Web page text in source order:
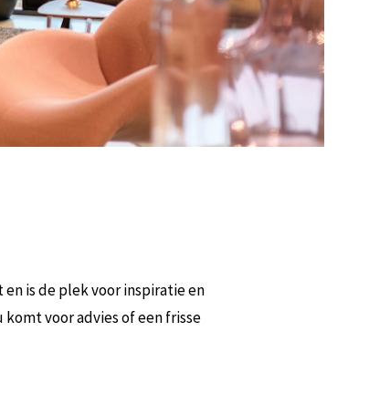
is de plek voor inspiratie en
voor advies of een frisse